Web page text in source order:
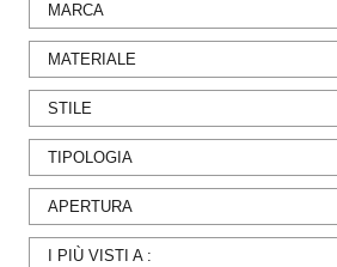
MARCA
MATERIALE
STILE
TIPOLOGIA
APERTURA
I PIÙ VISTI A :